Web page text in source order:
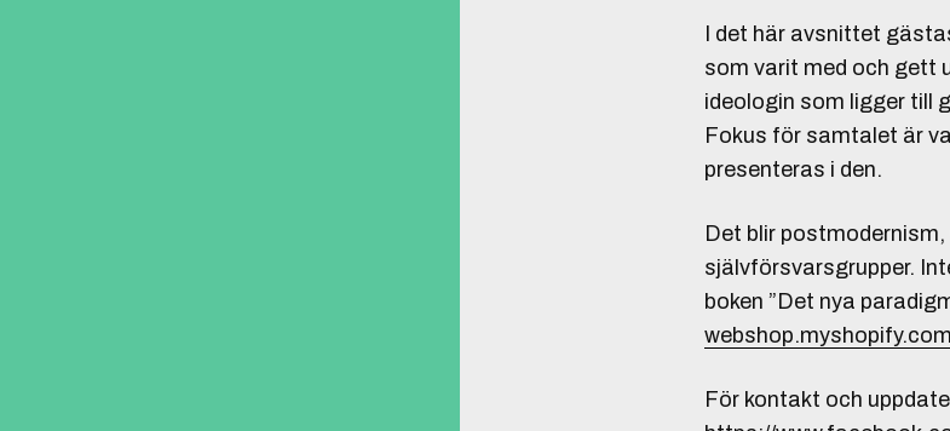
I det här avsnittet
som varit med och gett
ideologin som ligger till
Fokus för samtalet är
presenteras i den.
Det blir
självförsvarsgrupper.
boken ”Det nya
För kontakt och